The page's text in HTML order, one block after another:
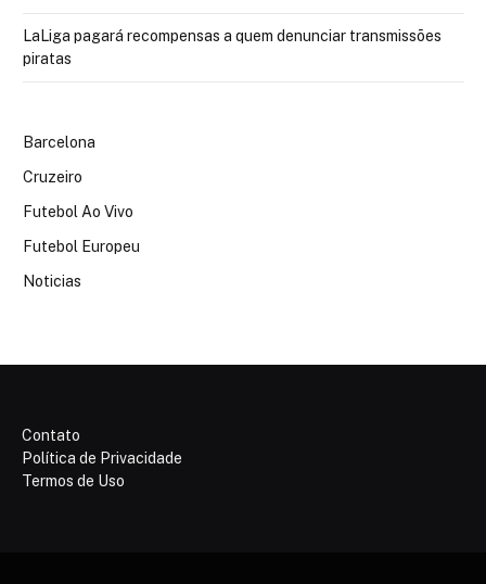
LaLiga pagará recompensas a quem denunciar transmissões
piratas
Barcelona
Cruzeiro
Futebol Ao Vivo
Futebol Europeu
Noticias
Contato
Política de Privacidade
Termos de Uso